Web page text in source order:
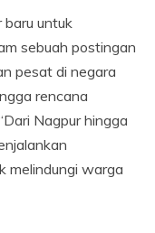
untuk
sebuah postingan
pesat di negara
rencana
Nagpur hingga
melindungi warga